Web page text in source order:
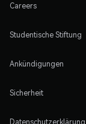
Careers
Studentische Stiftung
Ankündigungen
Sicherheit
Datenschutzerklärung